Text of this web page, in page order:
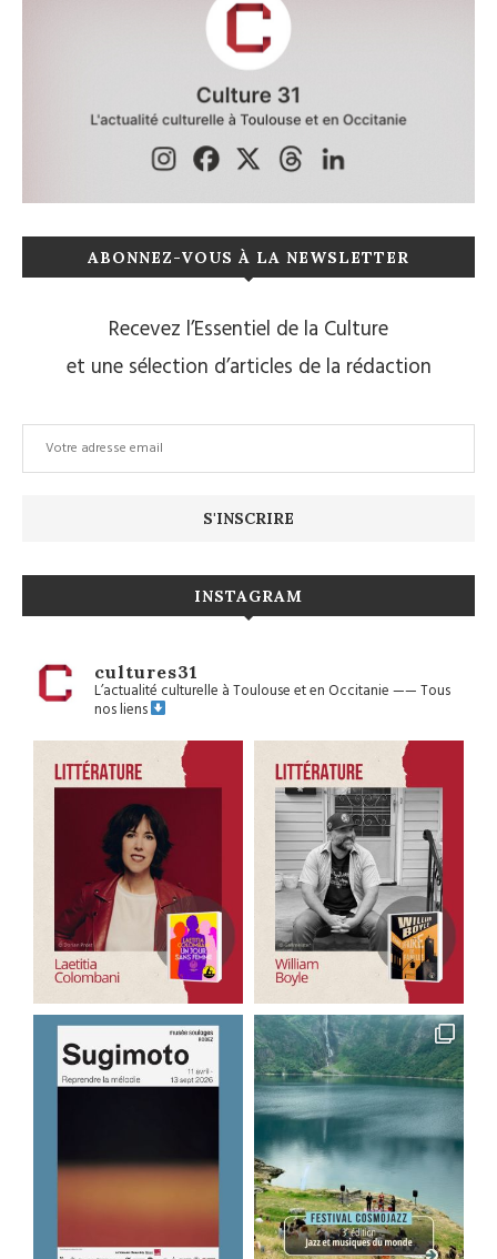
ABONNEZ-VOUS À LA NEWSLETTER
Recevez l’Essentiel de la Culture
et une sélection d’articles de la rédaction
INSTAGRAM
cultures31
L’actualité culturelle à Toulouse et en Occitanie——Tous
nos liens